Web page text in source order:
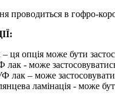
проводиться в гофро-
ця опція може бути
- може
лак – може
ламінація - може